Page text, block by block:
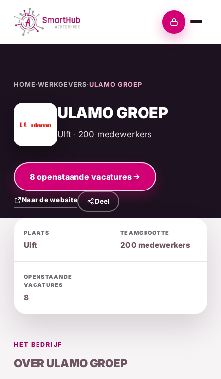
content
Inloggen
HOME ·WERKGEVERS·ULAMO GROEP
ULAMO GROEP
Ulft · 200 medewerkers
8 openstaande vacatures
Naar de website Deel
PLAATS
Ulft
TEAMGROOTTE
200 medewerkers
OPENSTAANDE
VACATURES
8
HET BEDRIJF
OVER ULAMO GROEP